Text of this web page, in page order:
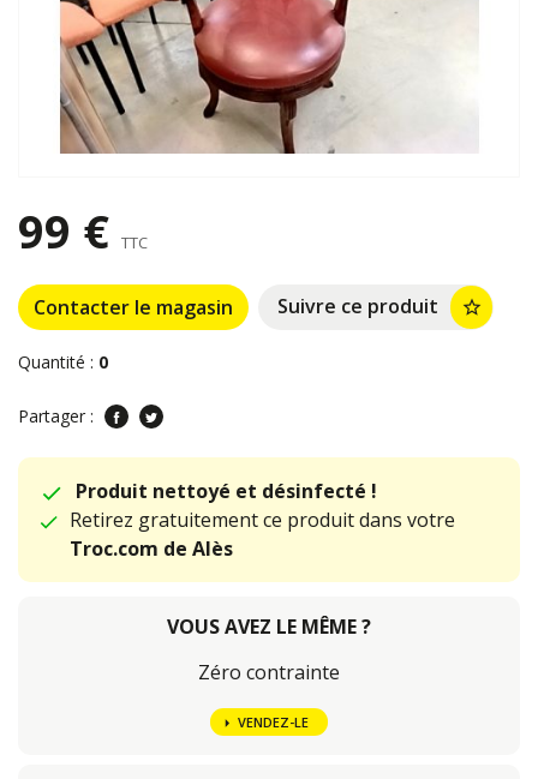
99 € TTC
Contacter le magasin Suivre ce produit star_border
Quantité : 0
Partager :
Produit nettoyé et désinfecté !
Retirez gratuitement ce produit dans votre
Troc.com de Alès
VOUS AVEZ LE MÊME ?
Zéro contrainte
VENDEZ-LE